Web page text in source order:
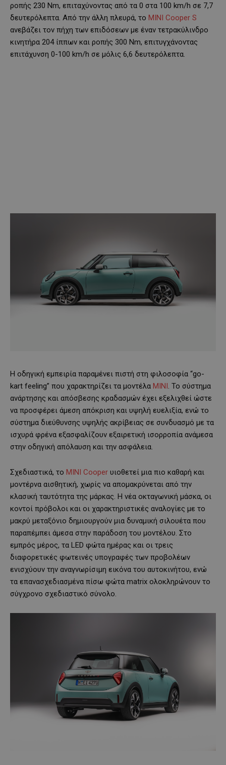
ροπής 230 Nm, επιταχύνοντας από τα 0 στα 100 km/h σε 7,7
δευτερόλεπτα. Από την άλλη πλευρά, το MINI Cooper S
ανεβάζει τον πήχη των επιδόσεων με έναν τετρακύλινδρο
κινητήρα 204 ίππων και ροπής 300 Nm, επιτυγχάνοντας
επιτάχυνση 0-100 km/h σε μόλις 6,6 δευτερόλεπτα.
Η οδηγική εμπειρία παραμένει πιστή στη φιλοσοφία “go-
kart feeling” που χαρακτηρίζει τα μοντέλα MINI. Το σύστημα
ανάρτησης και απόσβεσης κραδασμών έχει εξελιχθεί ώστε
να προσφέρει άμεση απόκριση και υψηλή ευελιξία, ενώ το
σύστημα διεύθυνσης υψηλής ακρίβειας σε συνδυασμό με τα
ισχυρά φρένα εξασφαλίζουν εξαιρετική ισορροπία ανάμεσα
στην οδηγική απόλαυση και την ασφάλεια.
Σχεδιαστικά, το MINI Cooper υιοθετεί μια πιο καθαρή και
μοντέρνα αισθητική, χωρίς να απομακρύνεται από την
κλασική ταυτότητα της μάρκας. Η νέα οκταγωνική μάσκα, οι
κοντοί πρόβολοι και οι χαρακτηριστικές αναλογίες με το
μακρύ μεταξόνιο δημιουργούν μια δυναμική σιλουέτα που
παραπέμπει άμεσα στην παράδοση του μοντέλου. Στο
εμπρός μέρος, τα LED φώτα ημέρας και οι τρεις
διαφορετικές φωτεινές υπογραφές των προβολέων
ενισχύουν την αναγνωρίσιμη εικόνα του αυτοκινήτου, ενώ
τα επανασχεδιασμένα πίσω φώτα matrix ολοκληρώνουν το
σύγχρονο σχεδιαστικό σύνολο.